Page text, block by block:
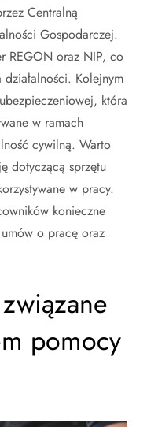
Centralną
Gospodarczej.
REGON oraz NIP, co
Kolejnym
która
w ramach
cywilną. Warto
dotyczącą sprzętu
w pracy.
konieczne
o pracę oraz
pomocy